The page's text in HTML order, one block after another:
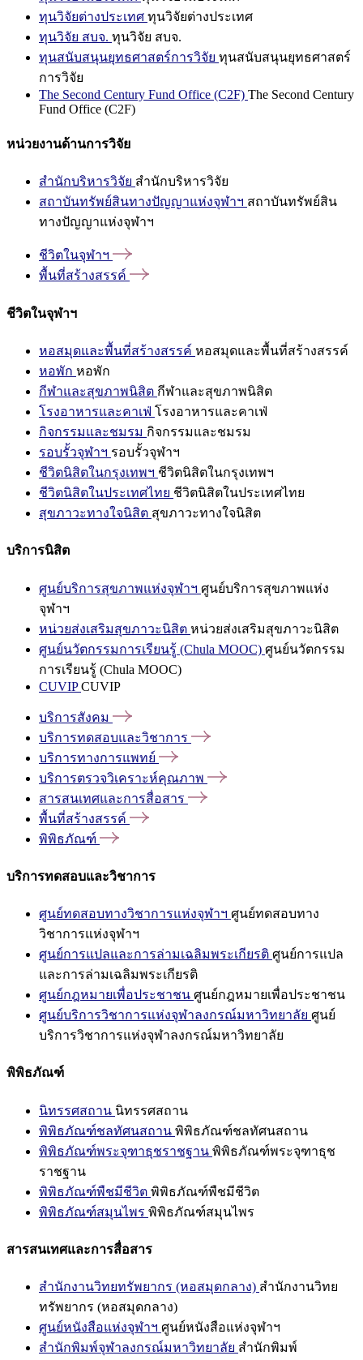
ทุนวิจัยต่างประเทศ ทุนวิจัยต่างประเทศ
ทุนวิจัย สบจ. ทุนวิจัย สบจ.
ทุนสนับสนุนยุทธศาสตร์การวิจัย ทุนสนับสนุนยุทธศาสตร์
การวิจัย
The Second Century Fund Office (C2F) The Second Century
Fund Office (C2F)
หน่วยงานด้านการวิจัย
สำนักบริหารวิจัย สำนักบริหารวิจัย
สถาบันทรัพย์สินทางปัญญาแห่งจุฬาฯ สถาบันทรัพย์สิน
ทางปัญญาแห่งจุฬาฯ
ชีวิตในจุฬาฯ
พื้นที่สร้างสรรค์
ชีวิตในจุฬาฯ
หอสมุดและพื้นที่สร้างสรรค์ หอสมุดและพื้นที่สร้างสรรค์
หอพัก หอพัก
กีฬาและสุขภาพนิสิต กีฬาและสุขภาพนิสิต
โรงอาหารและคาเฟ่ โรงอาหารและคาเฟ่
กิจกรรมและชมรม กิจกรรมและชมรม
รอบรั้วจุฬาฯ รอบรั้วจุฬาฯ
ชีวิตนิสิตในกรุงเทพฯ ชีวิตนิสิตในกรุงเทพฯ
ชีวิตนิสิตในประเทศไทย ชีวิตนิสิตในประเทศไทย
สุขภาวะทางใจนิสิต สุขภาวะทางใจนิสิต
บริการนิสิต
ศูนย์บริการสุขภาพแห่งจุฬาฯ ศูนย์บริการสุขภาพแห่ง
จุฬาฯ
หน่วยส่งเสริมสุขภาวะนิสิต หน่วยส่งเสริมสุขภาวะนิสิต
ศูนย์นวัตกรรมการเรียนรู้ (Chula MOOC) ศูนย์นวัตกรรม
การเรียนรู้ (Chula MOOC)
CUVIPCUVIP
บริการสังคม
บริการทดสอบและวิชาการ
บริการทางการแพทย์
บริการตรวจวิเคราะห์คุณภาพ
สารสนเทศและการสื่อสาร
พื้นที่สร้างสรรค์
พิพิธภัณฑ์
บริการทดสอบและวิชาการ
ศูนย์ทดสอบทางวิชาการแห่งจุฬาฯ ศูนย์ทดสอบทาง
วิชาการแห่งจุฬาฯ
ศูนย์การแปลและการล่ามเฉลิมพระเกียรติ ศูนย์การแปล
และการล่ามเฉลิมพระเกียรติ
ศูนย์กฎหมายเพื่อประชาชน ศูนย์กฎหมายเพื่อประชาชน
ศูนย์บริการวิชาการแห่งจุฬาลงกรณ์มหาวิทยาลัย ศูนย์
บริการวิชาการแห่งจุฬาลงกรณ์มหาวิทยาลัย
พิพิธภัณฑ์
นิทรรศสถาน นิทรรศสถาน
พิพิธภัณฑ์ชลทัศนสถาน พิพิธภัณฑ์ชลทัศนสถาน
พิพิธภัณฑ์พระจุฑาธุชราชฐาน พิพิธภัณฑ์พระจุฑาธุช
ราชฐาน
พิพิธภัณฑ์พืชมีชีวิต พิพิธภัณฑ์พืชมีชีวิต
พิพิธภัณฑ์สมุนไพร พิพิธภัณฑ์สมุนไพร
สารสนเทศและการสื่อสาร
สำนักงานวิทยทรัพยากร (หอสมุดกลาง) สำนักงานวิทย
ทรัพยากร (หอสมุดกลาง)
ศูนย์หนังสือแห่งจุฬาฯ ศูนย์หนังสือแห่งจุฬาฯ
สำนักพิมพ์จุฬาลงกรณ์มหาวิทยาลัย สำนักพิมพ์